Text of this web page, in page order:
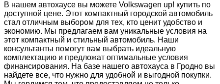
В нашем автохаусе вы можете Volkswagen up! купить по
доступной цене. Этот компактный городской автомобиль
стал отличным выбором для тех, кто ценит удобство и
экономию. Мы предлагаем вам уникальные условия на
этот компактный и стильный автомобиль. Наши
консультанты помогут вам выбрать идеальную
комплектацию и предложат оптимальные условия
финансирования. На базе нашего автохауса в Гродно вы
найдете все, что нужно для удобной и выгодной покупки.